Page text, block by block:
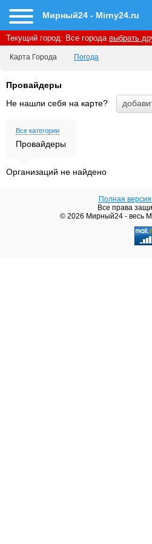
Мирный24 - Mirny24.ru
Текущий город: Все города выбрать
Карта Города Погода
Провайдеры
Не нашли себя на карте?
Все категории
Провайдеры
Организаций не найдено
Полная
Все права
© 2026 Мирный24 - весь